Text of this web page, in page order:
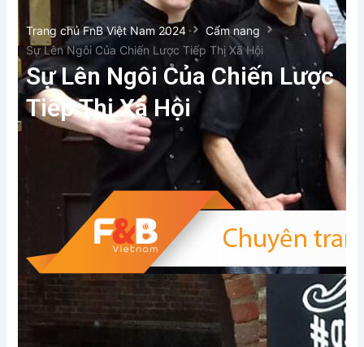
Trang chủ FnB Việt Nam 2024
Cẩm nang
Sự Lên Ngôi Của Chiến Lược Tiếp Thị Xã Hội
Sự Lên Ngôi Của Chiến Lược
Tiếp Thị Xã Hội